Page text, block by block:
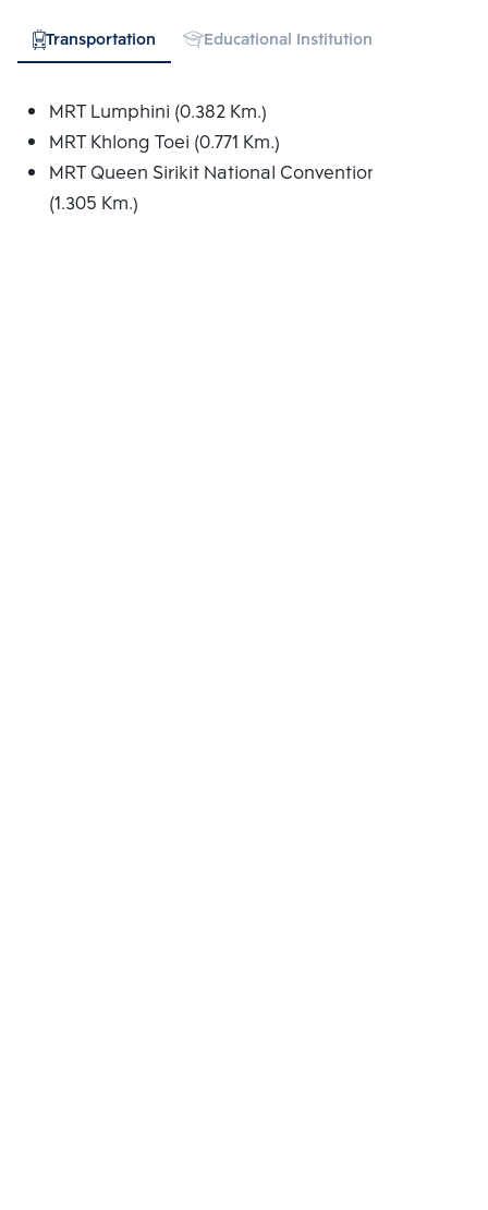
Transportation Educational Institution
MRT Lumphini (0.382 Km.)
MRT Khlong Toei (0.771 Km.)
MRT Queen Sirikit National Convention Centre
(1.305 Km.)